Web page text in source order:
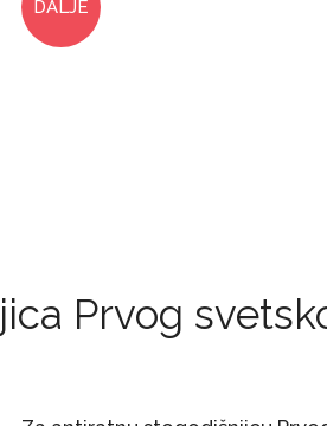
DALJE
Prvog